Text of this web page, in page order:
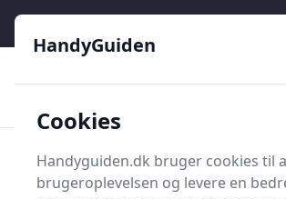
Søg nu
HandyGuiden
Cookies
Handyguiden.dk bruger cookies til
brugeroplevelsen og levere en